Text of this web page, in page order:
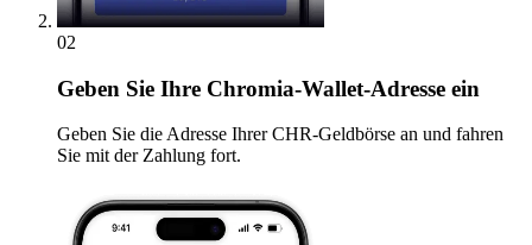
02
Geben Sie Ihre Chromia-Wallet-Adresse ein
Geben Sie die Adresse Ihrer CHR-Geldbörse an und fahren
Sie mit der Zahlung fort.